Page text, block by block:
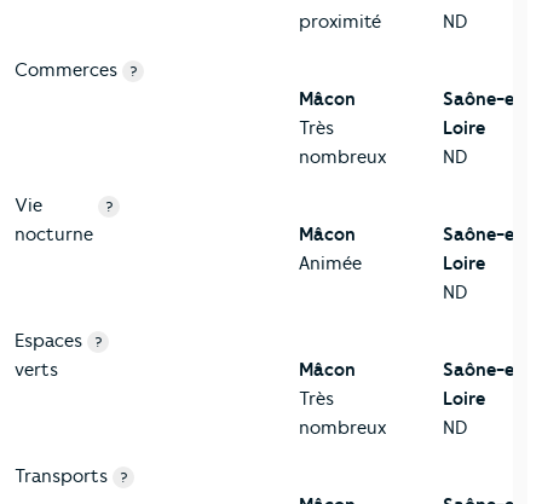
proximité
ND
Commerces ?
Mâcon
Très
nombreux
Saône-et-
Loire
ND
Vie
nocturne
?
Mâcon
Animée
Saône-et-
Loire
ND
Espaces
verts
?
Mâcon
Très
nombreux
Saône-et-
Loire
ND
Transports ?